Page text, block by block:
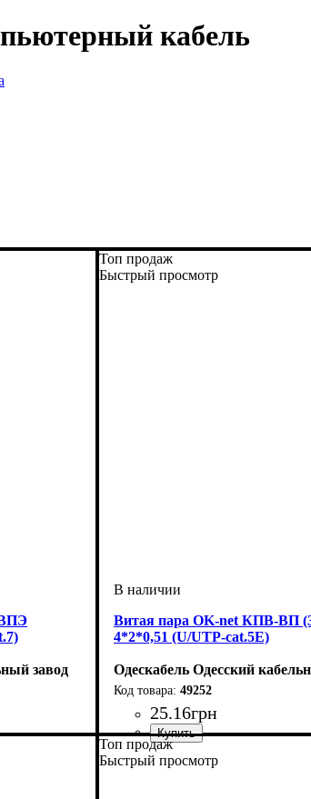
кабель
завод
Топ продаж
Быстрый просмотр
Витая пара OK-net КПВ-ВП
4*2*0,51 (U/UTP-cat.5E)
Одескабель Одесский
49252
25.16грн
Категория
Тип: U/UTP
Конструкция
Оболочка
Топ продаж
Быстрый просмотр